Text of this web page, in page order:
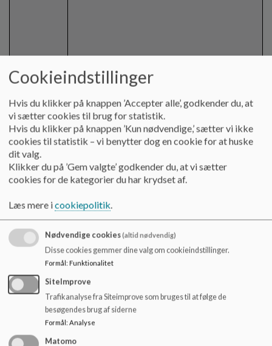
fokus for den næste periode. Punktet vedrører
Post it’s med overordnede temaer:
Fastholdelse
Pral
Personalets (primære fokus)
Tilmelding børn - ture
Planlægning/tilmelding
Der inviteres til at nedsætte et udvalg, som
arbejder videre mod et princip. Vi aftaler, at Katja,
Nick og Tina Hamborg tager punkter og
inspiration med tilbage til personalegruppen og
inddrager Tina Andreasen.
Cookieindstillinger
Hvis du klikker på knappen ’Accepter alle’, godkender du, at
vi sætter cookies til brug for statistik.
Hvis du klikker på knappen ’Kun nødvendige,’ sætter vi ikke
cookies til statistik – vi benytter dog en cookie for at huske
dit valg.
Klikker du på ’Gem valgte’ godkender du, at vi sætter
cookies for de kategorier du har krydset af.
Læs mere icookiepolitik.
Nødvendige cookies(altid nødvendig)
Disse cookies gemmer dine valg om cookieindstillinger.
Formål: Funktionalitet
SiteImprove
Trafikanalyse fra Siteimprove som bruges til at følge de
besøgendes brug af siderne
Formål: Analyse
Matomo